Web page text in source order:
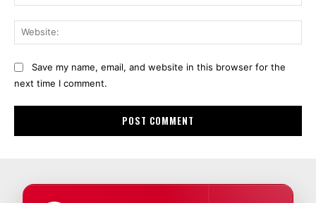
Save my name, email, and website in this browser for the
next time I comment.